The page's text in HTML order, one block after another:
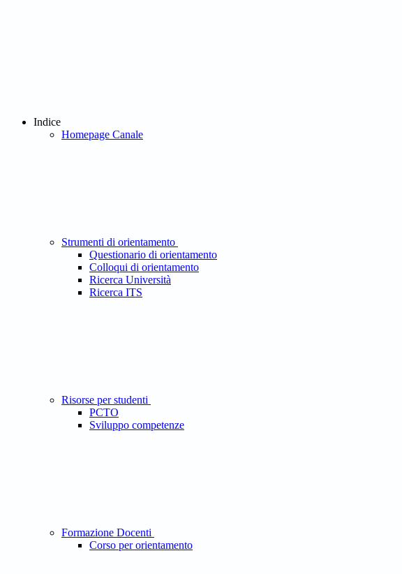
Indice
Homepage Canale
Strumenti di orientamento
Questionario di orientamento
Colloqui di orientamento
Ricerca Università
Ricerca ITS
Risorse per studenti
PCTO
Sviluppo competenze
Formazione Docenti
Corso per orientamento